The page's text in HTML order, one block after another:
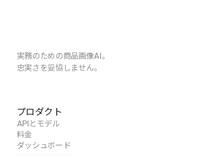
実務のための商品画像AI。
忠実さを妥協しません。
プロダクト
APIとモデル
料金
ダッシュボード